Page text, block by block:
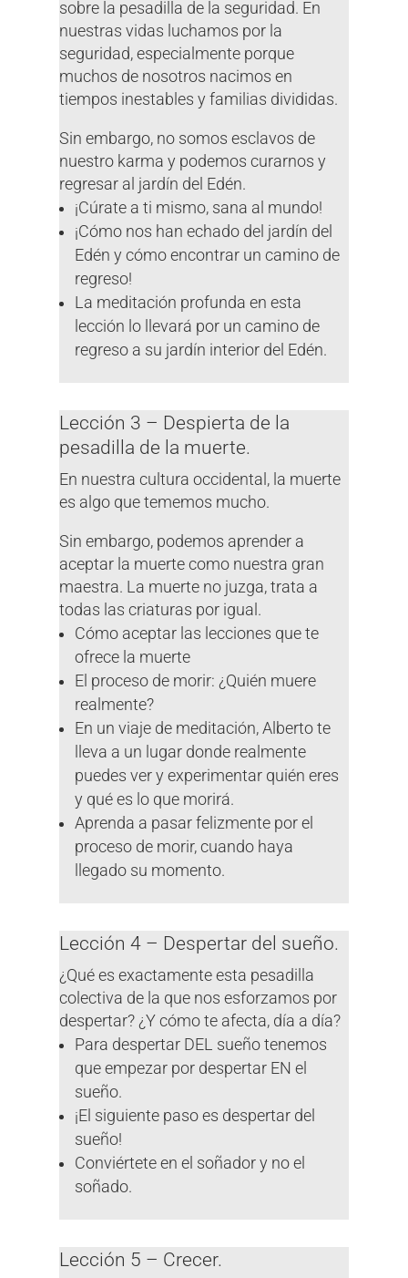
sobre la pesadilla de la seguridad. En
nuestras vidas luchamos por la
seguridad, especialmente porque
muchos de nosotros nacimos en
tiempos inestables y familias divididas.
Sin embargo, no somos esclavos de
nuestro karma y podemos curarnos y
regresar al jardín del Edén.
¡Cúrate a ti mismo, sana al mundo!
¡Cómo nos han echado del jardín del
Edén y cómo encontrar un camino de
regreso!
La meditación profunda en esta
lección lo llevará por un camino de
regreso a su jardín interior del Edén.
Lección 3 – Despierta de la
pesadilla de la muerte.
En nuestra cultura occidental, la muerte
es algo que tememos mucho.
Sin embargo, podemos aprender a
aceptar la muerte como nuestra gran
maestra. La muerte no juzga, trata a
todas las criaturas por igual.
Cómo aceptar las lecciones que te
ofrece la muerte
El proceso de morir: ¿Quién muere
realmente?
En un viaje de meditación, Alberto te
lleva a un lugar donde realmente
puedes ver y experimentar quién eres
y qué es lo que morirá.
Aprenda a pasar felizmente por el
proceso de morir, cuando haya
llegado su momento.
Lección 4 – Despertar del sueño.
¿Qué es exactamente esta pesadilla
colectiva de la que nos esforzamos por
despertar? ¿Y cómo te afecta, día a día?
Para despertar DEL sueño tenemos
que empezar por despertar EN el
sueño.
¡El siguiente paso es despertar del
sueño!
Conviértete en el soñador y no el
soñado.
Lección 5 – Crecer.